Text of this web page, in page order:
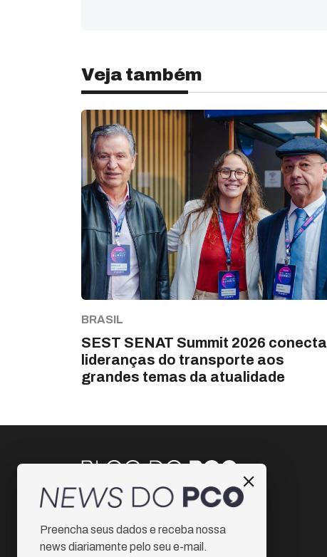
Veja também
BRASIL
SEST SENAT Summit 2026 conecta
lideranças do transporte aos
grandes temas da atualidade
Instagram
Facebook
Preencha seus dados e receba nossa
news diariamente pelo seu e-mail.